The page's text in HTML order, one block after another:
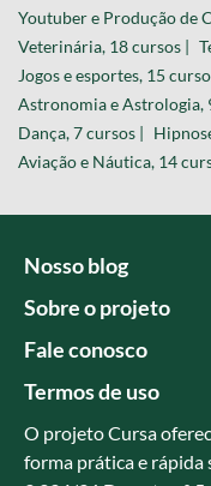
Youtuber e Produção de
Veterinária, 18 cursos |
Jogos e esportes, 15
Astronomia e Astrologia,
Dança, 7 cursos |
Aviação e Náutica, 14
Nosso blog
Sobre o projeto
Fale conosco
Termos de uso
O projeto Cursa
forma prática e rápida